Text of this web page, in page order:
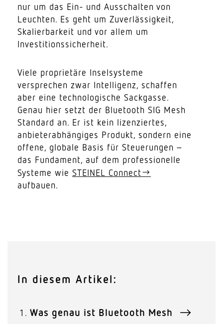
nur um das Ein- und Ausschalten von
Leuchten. Es geht um Zuver­läs­sigkeit,
Skalier­barkeit und vor allem um
Investitionssicherheit.
Viele proprietäre Insel­systeme
versprechen zwar Intel­ligenz, schaffen
aber eine tech­no­lo­gische Sack­gasse.
Genau hier setzt der Blue­tooth SIG Mesh
Standard an. Er ist kein lizen­ziertes,
anbie­ter­ab­hän­giges Produkt, sondern eine
offene, globale Basis für Steue­rungen –
das Fundament, auf dem profes­sio­nelle
Systeme wie STEINEL Connect
aufbauen.
In diesem Artikel:
Was genau ist Bluetooth Mesh